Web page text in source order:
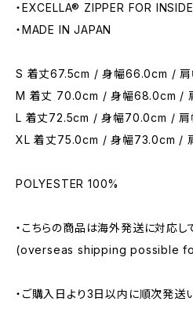
・EXCELLA® ZIPPER FOR
・MADE IN JAPAN
S 着丈67.5cm / 身幅66.0cm /
M 着丈 70.0cm / 身幅68.0cm /
L 着丈72.5cm / 身幅70.0cm /
XL 着丈75.0cm / 身幅73.0cm /
POLYESTER 100%
・こちらの商品は海外発送に対応し
(overseas shipping possible
・ご購入日より3日以内に順次発送